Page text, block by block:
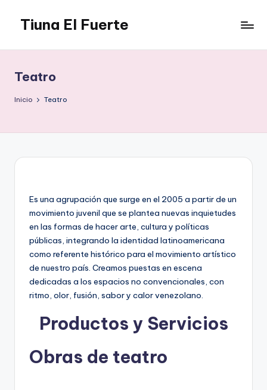
contenido
Tiuna El Fuerte
Espacio
de
arte
Acrobacia,
DanceHall,
Investigación,
Tienda
Graffiti,
Arte.
Teatro
Inicio Teatro
Es una agrupación que surge en el 2005 a partir de un
movimiento juvenil que se plantea nuevas inquietudes
en las formas de hacer arte, cultura y políticas
públicas, integrando la identidad latinoamericana
como referente histórico para el movimiento artístico
de nuestro país. Creamos puestas en escena
dedicadas a los espacios no convencionales, con
ritmo, olor, fusión, sabor y calor venezolano.
Productos y Servicios
Obras de teatro